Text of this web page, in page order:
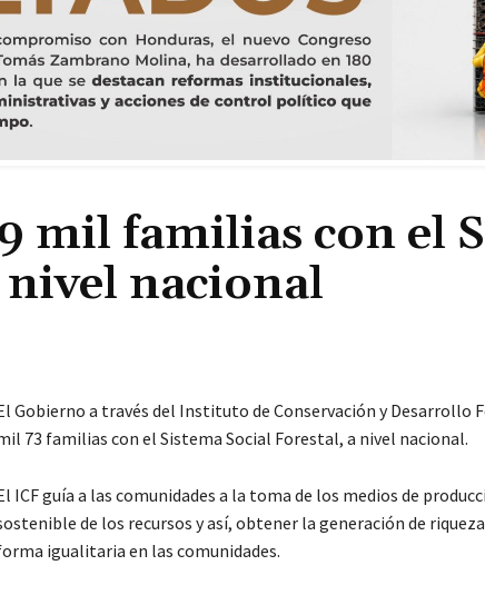
mil familias con el
nivel nacional
Gobierno a través del Instituto de Conservación y Desarrollo
73 familias con el Sistema Social Forestal, a nivel nacional.
ICF guía a las comunidades a la toma de los medios de
de los recursos y así, obtener la generación de
igualitaria en las comunidades.